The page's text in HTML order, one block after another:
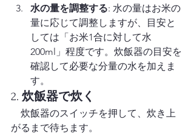
水の量を調整する: 水の量はお米の
量に応じて調整しますが、目安と
しては「お米1合に対して水
200ml」程度です。炊飯器の目安を
確認して必要な分量の水を加えま
す。
2. 炊飯器で炊く
炊飯器のスイッチを押して、炊き上
がるまで待ちます。